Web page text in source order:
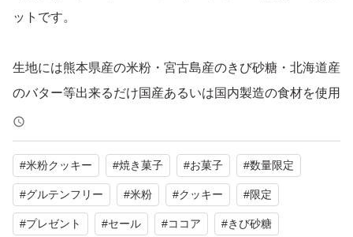
ットです。
生地には熊本県産の米粉・宮古島産のきび砂糖・北海道産
のバター等出来るだけ国産あるいは国内製造の食材を使用
しております。
すべて手作業の為大きさや形にばらつきがございます。
【バニラ】 米粉(国内製造)、アーモンドパウダー、バタ
ー、きび糖/香料、(一部乳・アーモンドを含む)
#米粉クッキー #焼き菓子 #お菓子 #数量限定
#グルテンフリー #米粉 #クッキー #限定
#プレゼント #セール #ココア #きび砂糖